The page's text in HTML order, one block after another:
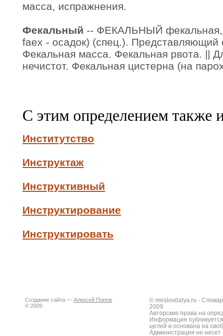
масса, испражнения.
Фекальный -- ФЕКАЛЬНЫЙ фекальная,
faex - осадок) (спец.). Представляющий
Фекальная масса. Фекальная рвота. ||
нечистот. Фекальная цистерна (на
С этим определением также
Институтство
Инструктаж
Инструктивный
Инструктирование
Инструктировать
Создание сайта — Алексей Попов
© 2009
© mirslovdalya.ru -
2009
Авторские права на
Информация
целей и основана на
Администрация не несет